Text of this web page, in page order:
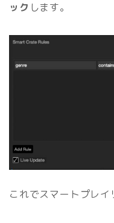
ック します。
これでスマートプレイ